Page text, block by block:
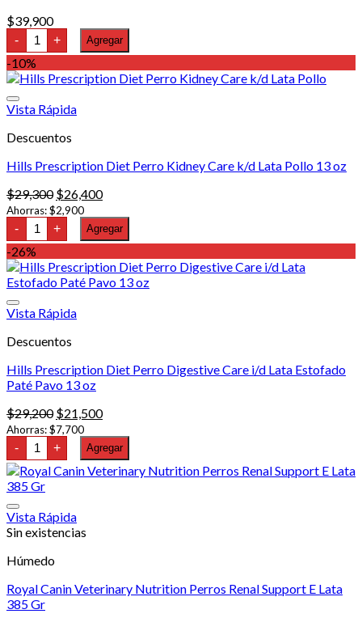
$39,900
- Hills
Prescription
Diet
Perro
ONC
Lata
de
y
Vegetales
12.5
oz
cantidad
+ Agregar
-10%
Vista Rápida
Descuentos
Hills Prescription Diet Perro Kidney Care k/d Lata Pollo 13 oz
$29,300 El
precio
original
era:
$26,400El
actual
es:
Ahorras:$2,900
- Hills
Prescription
Diet
Perro
Kidney
Care
Lata
Pollo
13
oz
cantidad
+ Agregar
-26%
Vista Rápida
Descuentos
Hills Prescription Diet Perro Digestive Care i/d Lata Estofado
Paté Pavo 13 oz
$29,200 El
precio
original
era:
$29,200.
$21,500El
actual
es:
$21,500.
Ahorras:$7,700
- Hills
Prescription
Diet
Perro
Digestive
i/d
Lata
Paté
Pavo
13
oz
cantidad
+ Agregar
Vista Rápida
Sin existencias
Húmedo
Royal Canin Veterinary Nutrition Perros Renal Support E Lata
385 Gr